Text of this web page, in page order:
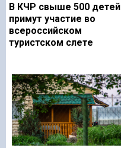
В КЧР свыше 500 детей
примут участие во
всероссийском
туристском слете